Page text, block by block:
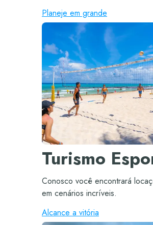
Planeje em grande
Turismo
Conosco você encontrará
em cenários incríveis.
Alcance a vitória